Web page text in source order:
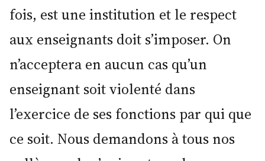
fois, est une institution et le respect
aux enseignants doit s’imposer. On
n’acceptera en aucun cas qu’un
enseignant soit violenté dans
l’exercice de ses fonctions par qui que
ce soit. Nous demandons à tous nos